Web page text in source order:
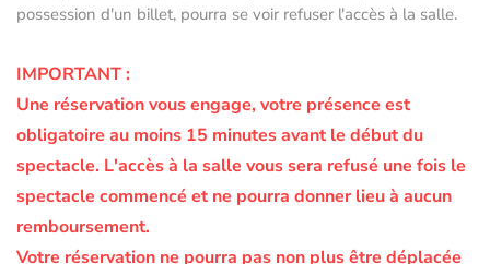
possession d'un billet, pourra se voir refuser l'accès à la salle.
IMPORTANT :
Une réservation vous engage, votre présence est
obligatoire au moins 15 minutes avant le début du
spectacle. L'accès à la salle vous sera refusé une fois le
spectacle commencé et ne pourra donner lieu à aucun
remboursement.
Votre réservation ne pourra pas non plus être déplacée